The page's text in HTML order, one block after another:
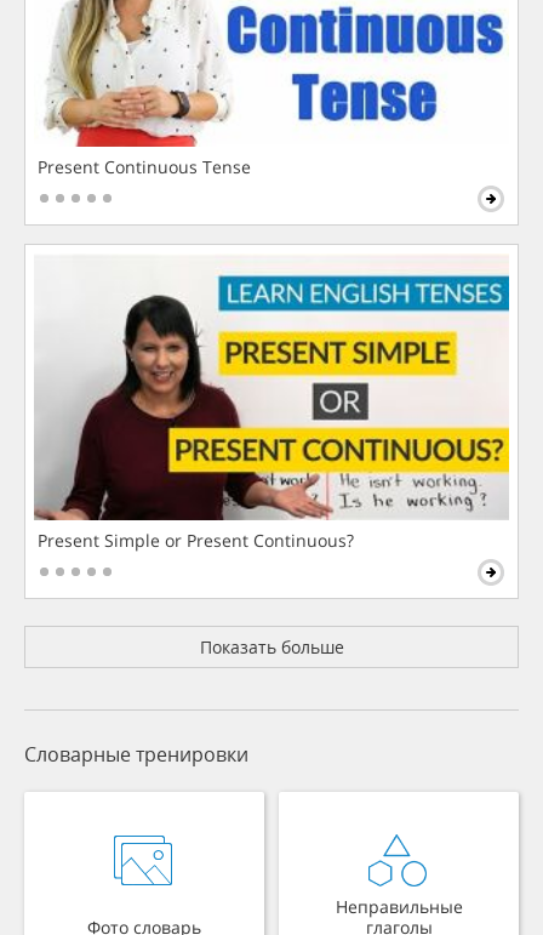
Present Continuous Tense
Present Simple or Present Continuous?
Показать больше
Словарные тренировки
Фото словарь
Неправильные
глаголы